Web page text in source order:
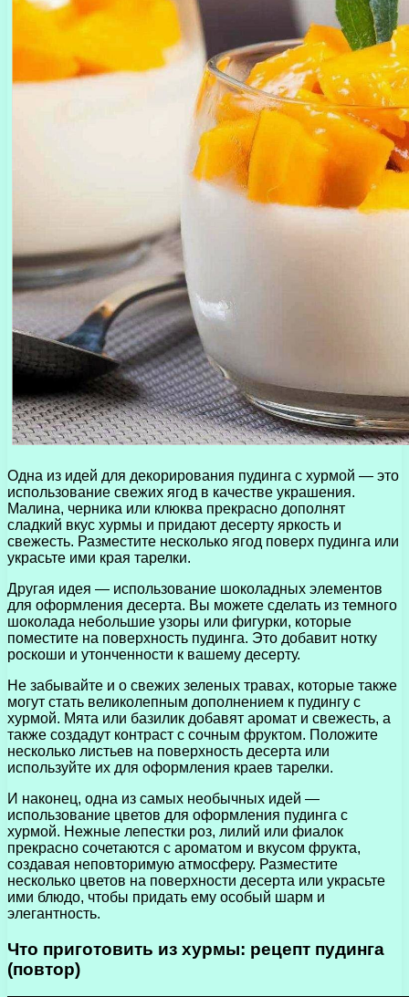
Одна из идей для декорирования пудинга с хурмой — это
использование свежих ягод в качестве украшения.
Малина, черника или клюква прекрасно дополнят
сладкий вкус хурмы и придают десерту яркость и
свежесть. Разместите несколько ягод поверх пудинга или
украсьте ими края тарелки.
Другая идея — использование шоколадных элементов
для оформления десерта. Вы можете сделать из темного
шоколада небольшие узоры или фигурки, которые
поместите на поверхность пудинга. Это добавит нотку
роскоши и утонченности к вашему десерту.
Не забывайте и о свежих зеленых травах, которые также
могут стать великолепным дополнением к пудингу с
хурмой. Мята или базилик добавят аромат и свежесть, а
также создадут контраст с сочным фруктом. Положите
несколько листьев на поверхность десерта или
используйте их для оформления краев тарелки.
И наконец, одна из самых необычных идей —
использование цветов для оформления пудинга с
хурмой. Нежные лепестки роз, лилий или фиалок
прекрасно сочетаются с ароматом и вкусом фрукта,
создавая неповторимую атмосферу. Разместите
несколько цветов на поверхности десерта или украсьте
ими блюдо, чтобы придать ему особый шарм и
элегантность.
Что приготовить из хурмы: рецепт пудинга
(повтор)